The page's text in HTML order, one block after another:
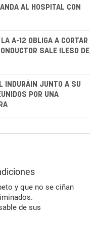
AL HOSPITAL CON
A-12 OBLIGA A CORTAR
SALE ILESO DE
INDURÁIN JUNTO A SU
POR UNA
y que no se ciñan
de sus